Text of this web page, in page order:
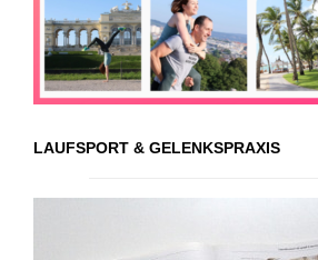
LAUFSPORT & GELENKSPRAXIS